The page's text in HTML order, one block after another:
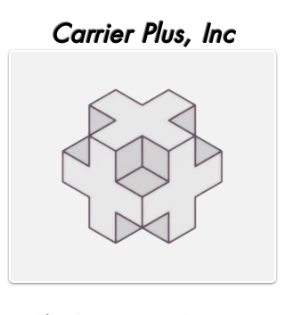
Carrier Plus, Inc